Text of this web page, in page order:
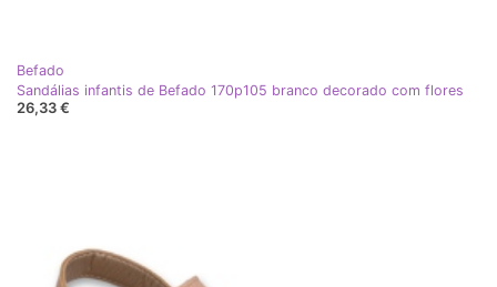
Befado
Sandálias infantis de Befado 170p105 branco decorado com flores
26,33 €